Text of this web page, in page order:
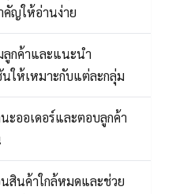
คัญให้อ่านง่าย
ลูกค้าและแนะนำ
ให้เหมาะกับแต่ละกลุ่ม
ะออเดอร์และตอบลูกค้า
นสินค้าใกล้หมดและช่วย